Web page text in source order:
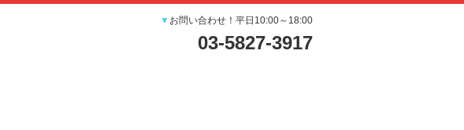
▼ お問い合わせ！平日10:00～18:00
03-5827-3917